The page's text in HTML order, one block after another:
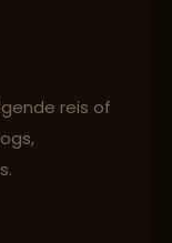
en milieu
reis of